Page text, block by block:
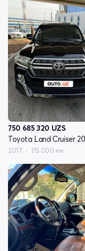
750 685 320 UZS
2017 115 000 км